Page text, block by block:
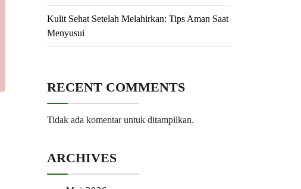
Kulit Sehat Setelah Melahirkan: Tips Aman Saat
Menyusui
RECENT COMMENTS
Tidak ada komentar untuk ditampilkan.
ARCHIVES